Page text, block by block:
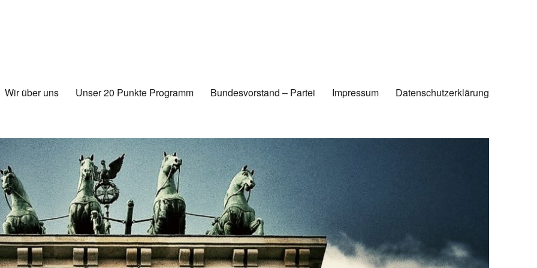
Wir über uns Unser 20 Punkte Programm Bundesvorstand – Partei Impressum Datenschutzerklärung